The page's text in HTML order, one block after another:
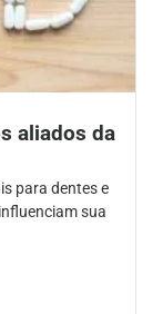
aliados da
para dentes e
sua